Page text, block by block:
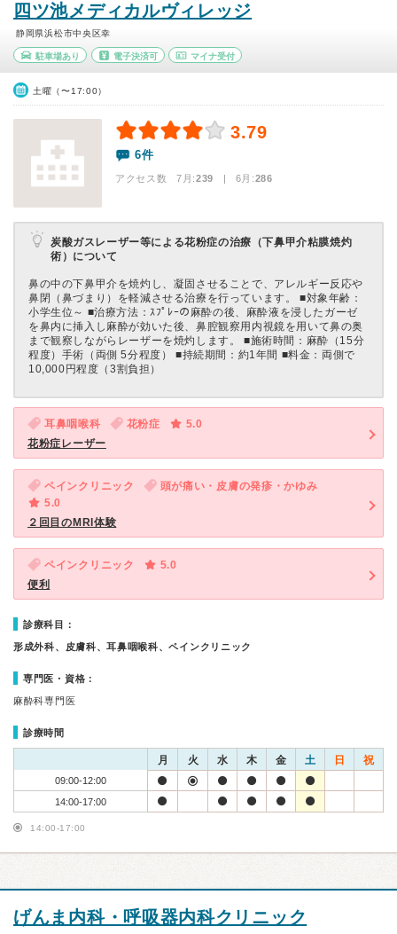
四ツ池メディカルヴィレッジ
静岡県浜松市中央区幸
駐車場あり 電子決済可 マイナ受付
土曜（〜17:00）
3.79
6件
アクセス数 7月:239 | 6月:286
炭酸ガスレーザー等による花粉症の治療（下鼻甲介粘膜焼灼
術）について
鼻の中の下鼻甲介を焼灼し、凝固させることで、アレルギー反応や
鼻閉（鼻づまり）を軽減させる治療を行っています。 ■対象年齢：
小学生位～ ■治療方法：ｽﾌﾟﾚｰの麻酔の後、麻酔液を浸したガーゼ
を鼻内に挿入し麻酔が効いた後、鼻腔観察用内視鏡を用いて鼻の奥
まで観察しながらレーザーを焼灼します。 ■施術時間：麻酔（15分
程度）手術（両側 5分程度） ■持続期間：約1年間 ■料金：両側で
10,000円程度（3割負担）
耳鼻咽喉科 花粉症
5.0
花粉症レーザー
ペインクリニック
頭が痛い・皮膚の発疹・かゆみ
5.0
２回目のMRI体験
ペインクリニック
5.0
便利
診療科目：
形成外科、皮膚科、耳鼻咽喉科、ペインクリニック
専門医・資格：
麻酔科専門医
診療時間
月 火 水 木 金 土 日 祝
09:00-12:00
14:00-17:00
14:00-17:00
げんま内科・呼吸器内科クリニック